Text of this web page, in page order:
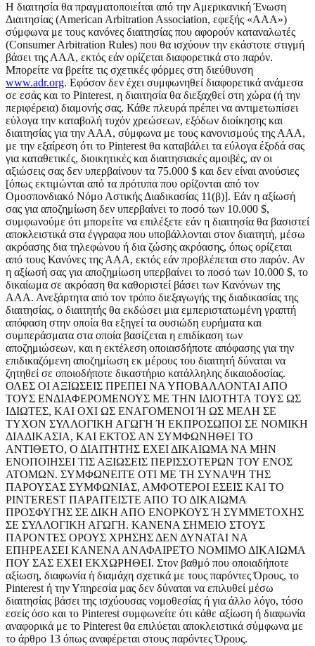
Η διαιτησία θα πραγματοποιείται από την Αμερικανική Ένωση
Διαιτησίας (American Arbitration Association, εφεξής «ΑΑΑ»)
σύμφωνα με τους κανόνες διαιτησίας που αφορούν καταναλωτές
(Consumer Arbitration Rules) που θα ισχύουν την εκάστοτε στιγμή
βάσει της ΑΑΑ, εκτός εάν ορίζεται διαφορετικά στο παρόν.
Μπορείτε να βρείτε τις σχετικές φόρμες στη διεύθυνση
www.adr.org. Εφόσον δεν έχει συμφωνηθεί διαφορετικά ανάμεσα
σε εσάς και το Pinterest, η διαιτησία θα διεξαχθεί στη χώρα (ή την
περιφέρεια) διαμονής σας. Κάθε πλευρά πρέπει να αντιμετωπίσει
εύλογα την καταβολή τυχόν χρεώσεων, εξόδων διοίκησης και
διαιτησίας για την ΑΑΑ, σύμφωνα με τους κανονισμούς της ΑΑΑ,
με την εξαίρεση ότι το Pinterest θα καταβάλει τα εύλογα έξοδά σας
για καταθετικές, διοικητικές και διαιτησιακές αμοιβές, αν οι
αξιώσεις σας δεν υπερβαίνουν τα 75.000 $ και δεν είναι ανούσιες
[όπως εκτιμώνται από τα πρότυπα που ορίζονται από τον
Ομοσπονδιακό Νόμο Αστικής Διαδικασίας 11(β)]. Εάν η αξίωσή
σας για αποζημίωση δεν υπερβαίνει το ποσό των 10.000 $,
συμφωνούμε ότι μπορείτε να επιλέξετε εάν η διαιτησία θα βασιστεί
αποκλειστικά στα έγγραφα που υποβάλλονται στον διαιτητή, μέσω
ακρόασης δια τηλεφώνου ή δια ζώσης ακρόασης, όπως ορίζεται
από τους Κανόνες της ΑΑΑ, εκτός εάν προβλέπεται στο παρόν. Αν
η αξίωσή σας για αποζημίωση υπερβαίνει το ποσό των 10.000 $, το
δικαίωμα σε ακρόαση θα καθοριστεί βάσει των Κανόνων της
ΑΑΑ. Ανεξάρτητα από τον τρόπο διεξαγωγής της διαδικασίας της
διαιτησίας, ο διαιτητής θα εκδώσει μια εμπεριστατωμένη γραπτή
απόφαση στην οποία θα εξηγεί τα ουσιώδη ευρήματα και
συμπεράσματα στα οποία βασίζεται η επιδίκαση των
αποζημιώσεων, και η εκτέλεση οποιασδήποτε απόφασης για την
επιδικαζόμενη αποζημίωση εκ μέρους του διαιτητή δύναται να
ζητηθεί σε οποιοδήποτε δικαστήριο κατάλληλης δικαιοδοσίας.
ΟΛΕΣ ΟΙ ΑΞΙΩΣΕΙΣ ΠΡΕΠΕΙ ΝΑ ΥΠΟΒΑΛΛΟΝΤΑΙ ΑΠΟ
ΤΟΥΣ ΕΝΔΙΑΦΕΡΟΜΕΝΟΥΣ ΜΕ ΤΗΝ ΙΔΙΟΤΗΤΑ ΤΟΥΣ ΩΣ
ΙΔΙΩΤΕΣ, ΚΑΙ ΟΧΙ ΩΣ ΕΝΑΓΟΜΕΝΟΙ Ή ΩΣ ΜΕΛΗ ΣΕ
ΤΥΧΟΝ ΣΥΛΛΟΓΙΚΗ ΑΓΩΓΗ Ή ΕΚΠΡΟΣΩΠΟΙ ΣΕ ΝΟΜΙΚΗ
ΔΙΑΔΙΚΑΣΙΑ, ΚΑΙ ΕΚΤΟΣ ΑΝ ΣΥΜΦΩΝΗΘΕΙ ΤΟ
ΑΝΤΙΘΕΤΟ, Ο ΔΙΑΙΤΗΤΗΣ ΕΧΕΙ ΔΙΚΑΙΩΜΑ ΝΑ ΜΗΝ
ΕΝΟΠΟΙΗΣΕΙ ΤΙΣ ΑΞΙΩΣΕΙΣ ΠΕΡΙΣΣΟΤΕΡΩΝ ΤΟΥ ΕΝΟΣ
ΑΤΟΜΩΝ. ΣΥΜΦΩΝΕΙΤΕ ΟΤΙ ΜΕ ΤΗ ΣΥΝΑΨΗ ΤΗΣ
ΠΑΡΟΥΣΑΣ ΣΥΜΦΩΝΙΑΣ, ΑΜΦΟΤΕΡΟΙ ΕΣΕΙΣ ΚΑΙ ΤΟ
PINTEREST ΠΑΡΑΙΤΕΙΣΤΕ ΑΠΟ ΤΟ ΔΙΚΑΙΩΜΑ
ΠΡΟΣΦΥΓΗΣ ΣΕ ΔΙΚΗ ΑΠΟ ΕΝΟΡΚΟΥΣ Ή ΣΥΜΜΕΤΟΧΗΣ
ΣΕ ΣΥΛΛΟΓΙΚΗ ΑΓΩΓΗ. ΚΑΝΕΝΑ ΣΗΜΕΙΟ ΣΤΟΥΣ
ΠΑΡΟΝΤΕΣ ΟΡΟΥΣ ΧΡΗΣΗΣ ΔΕΝ ΔΥΝΑΤΑΙ ΝΑ
ΕΠΗΡΕΑΣΕΙ ΚΑΝΕΝΑ ΑΝΑΦΑΙΡΕΤΟ ΝΟΜΙΜΟ ΔΙΚΑΙΩΜΑ
ΠΟΥ ΣΑΣ ΕΧΕΙ ΕΚΧΩΡΗΘΕΙ. Στον βαθμό που οποιαδήποτε
αξίωση, διαφωνία ή διαμάχη σχετικά με τους παρόντες Όρους, το
Pinterest ή την Υπηρεσία μας δεν δύναται να επιλυθεί μέσω
διαιτησίας βάσει της ισχύουσας νομοθεσίας ή για άλλο λόγο, τόσο
εσείς όσο και το Pinterest συμφωνείτε ότι κάθε αξίωση ή διαφωνία
αναφορικά με το Pinterest θα επιλύεται αποκλειστικά σύμφωνα με
το άρθρο 13 όπως αναφέρεται στους παρόντες Όρους.